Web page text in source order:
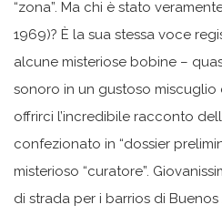
“zona”. Ma chi è stato
1969)? È la sua stessa voce
alcune misteriose bobine –
sonoro in un gustoso miscuglio
offrirci l’incredibile racconto
confezionato in “dossier
misterioso “curatore”.
di strada per i barrios di